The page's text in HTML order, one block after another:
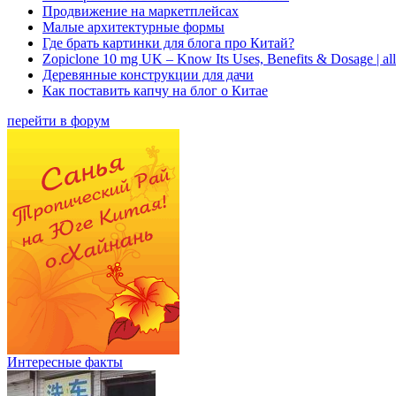
Продвижение на маркетплейсах
Малые архитектурные формы
Где брать картинки для блога про Китай?
Zopiclone 10 mg UK – Know Its Uses, Benefits & Dosage |
Деревянные конструкции для дачи
Как поставить капчу на блог о Китае
перейти в форум
Интересные факты